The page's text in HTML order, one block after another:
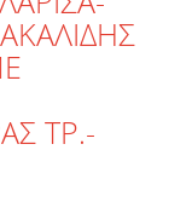
ΤΡ.-